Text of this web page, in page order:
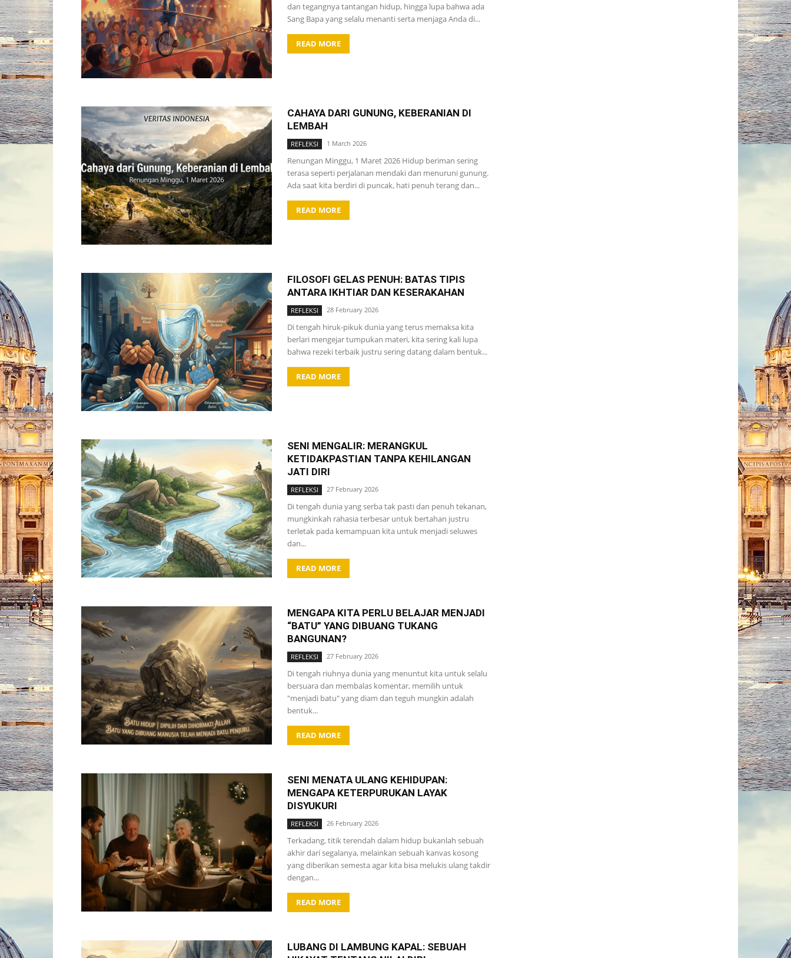
dan tegangnya tantangan hidup, hingga lupa bahwa ada
Sang Bapa yang selalu menanti serta menjaga Anda di...
READ MORE
CAHAYA DARI GUNUNG, KEBERANIAN DI
LEMBAH
REFLEKSI 1 March 2026
Renungan Minggu, 1 Maret 2026 Hidup beriman sering
terasa seperti perjalanan mendaki dan menuruni gunung.
Ada saat kita berdiri di puncak, hati penuh terang dan...
READ MORE
FILOSOFI GELAS PENUH: BATAS TIPIS
ANTARA IKHTIAR DAN KESERAKAHAN
REFLEKSI 28 February 2026
Di tengah hiruk-pikuk dunia yang terus memaksa kita
berlari mengejar tumpukan materi, kita sering kali lupa
bahwa rezeki terbaik justru sering datang dalam bentuk...
READ MORE
SENI MENGALIR: MERANGKUL
KETIDAKPASTIAN TANPA KEHILANGAN
JATI DIRI
REFLEKSI 27 February 2026
Di tengah dunia yang serba tak pasti dan penuh tekanan,
mungkinkah rahasia terbesar untuk bertahan justru
terletak pada kemampuan kita untuk menjadi seluwes
dan...
READ MORE
MENGAPA KITA PERLU BELAJAR MENJADI
“BATU” YANG DIBUANG TUKANG
BANGUNAN?
REFLEKSI 27 February 2026
Di tengah riuhnya dunia yang menuntut kita untuk selalu
bersuara dan membalas komentar, memilih untuk
"menjadi batu" yang diam dan teguh mungkin adalah
bentuk...
READ MORE
SENI MENATA ULANG KEHIDUPAN:
MENGAPA KETERPURUKAN LAYAK
DISYUKURI
REFLEKSI 26 February 2026
Terkadang, titik terendah dalam hidup bukanlah sebuah
akhir dari segalanya, melainkan sebuah kanvas kosong
yang diberikan semesta agar kita bisa melukis ulang takdir
dengan...
READ MORE
LUBANG DI LAMBUNG KAPAL: SEBUAH